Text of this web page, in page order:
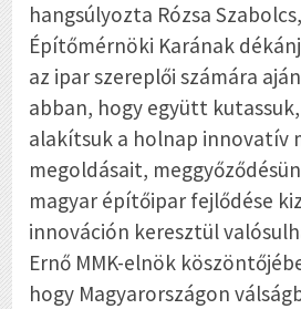
hangsúlyozta Rózsa
Építőmérnöki Karának
az ipar szereplői számára
abban, hogy együtt
alakítsuk a holnap innovatív
megoldásait,
magyar építőipar fejlődése
innováción keresztül
Ernő MMK-elnök
hogy Magyarországon